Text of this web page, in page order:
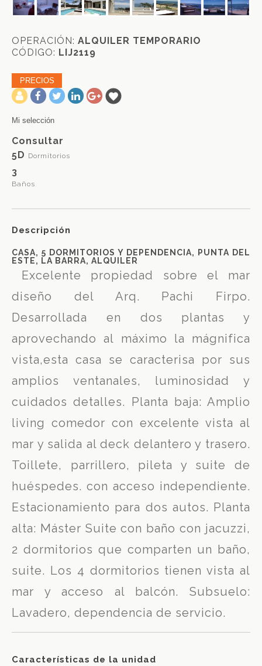
OPERACIÓN: ALQUILER TEMPORARIO
CÓDIGO: LIJ2119
PRECIOS
-
Mi selección
Consultar
5D Dormitorios
3
Baños
Descripción
CASA, 5 DORMITORIOS Y DEPENDENCIA, PUNTA DEL
ESTE, LA BARRA, ALQUILER
Excelente propiedad sobre el mar
diseño del Arq. Pachi Firpo.
Desarrollada en dos plantas y
aprovechando al máximo la mágnifica
vista,esta casa se caracterisa por sus
amplios ventanales, luminosidad y
cuidados detalles. Planta baja: Amplio
living comedor con excelente vista al
mar y salida al deck delantero y trasero.
Toillete, parrillero, pileta y suite de
huéspedes. con acceso independiente.
Estacionamiento para dos autos. Planta
alta: Máster Suite con baño con jacuzzi,
2 dormitorios que comparten un baño,
suite. Los 4 dormitorios tienen vista al
mar y acceso al balcón. Subsuelo:
Lavadero, dependencia de servicio.
Características de la unidad